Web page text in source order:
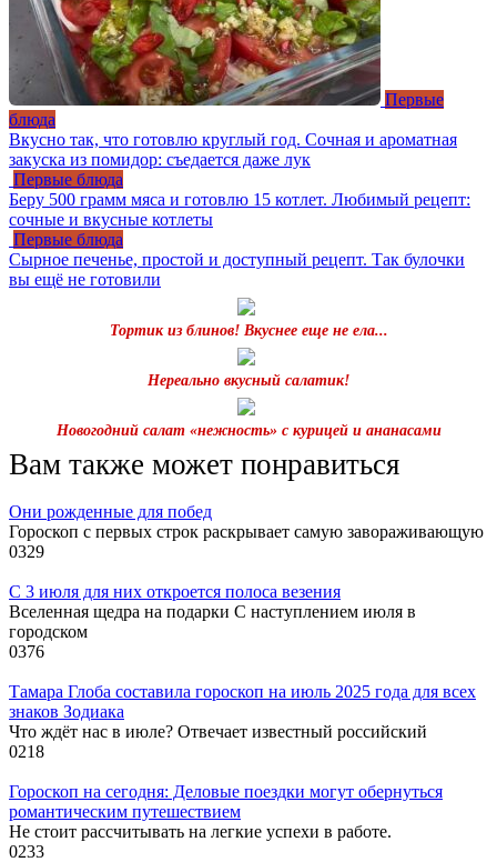
Первые
блюда
Вкусно так, что готовлю круглый год. Сочная и ароматная
закуска из помидор: съедается даже лук
Первые блюда
Беру 500 грамм мяса и готовлю 15 котлет. Любимый рецепт:
сочные и вкусные котлеты
Первые блюда
Сырное печенье, простой и доступный рецепт. Так булочки
вы ещё не готовили
Тортик из блинов! Вкуснее еще не ела...
Нереально вкусный салатик!
Новогодний салат «нежность» с курицей и ананасами
Вам также может понравиться
Они рожденные для побед
Гороскоп с первых строк раскрывает самую завораживающую
0329
С 3 июля для них откроется полоса везения
Вселенная щедра на подарки С наступлением июля в
городском
0376
Тамара Глоба составила гороскоп на июль 2025 года для всех
знаков Зодиака
Что ждёт нас в июле? Отвечает известный российский
0218
Гороскоп на сегодня: Деловые поездки могут обернуться
романтическим путешествием
Не стоит рассчитывать на легкие успехи в работе.
0233